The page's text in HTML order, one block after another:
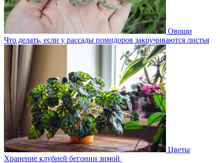
Овощи
Что делать, если у рассады помидоров закручиваются листья
Цветы
Хранение клубней бегонии зимой